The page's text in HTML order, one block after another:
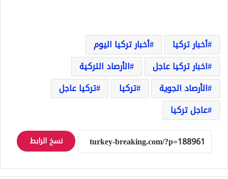
أخبار تركيا
أخبار تركيا اليوم
اخبار تركيا عاجل
الأرصاد التركية
الأرصاد الجوية
تركيا
تركيا عاجل
عاجل تركيا
نسخ الرابط